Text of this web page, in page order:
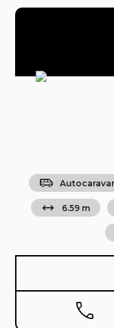
airport_shuttle
arrow_range 6.59 m
phone